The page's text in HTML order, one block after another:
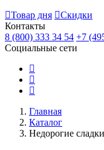
Товар дня
Скидки
Контакты
8 (800) 333 34 54 +7
Социальные сети
Главная
Каталог
Недорогие